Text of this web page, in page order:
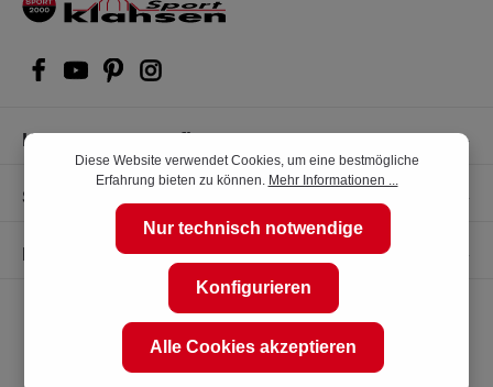
Kompetente Kaufberatung
Shop Service
Informationen
Diese Website verwendet Cookies, um eine bestmögliche
Erfahrung bieten zu können. Mehr Informationen ...
Nur technisch notwendige
Konfigurieren
Alle Cookies akzeptieren